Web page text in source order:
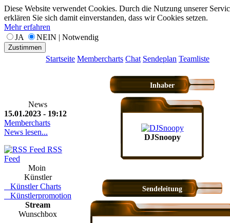
Diese Website verwendet Cookies. Durch die Nutzung unserer
erklären Sie sich damit einverstanden, dass wir Cookies setzen.
Mehr erfahren
JA
NEIN | Notwendig
Zustimmen
Startseite Membercharts Chat Sendeplan Teamliste
News
15.01.2023 - 19:12
Membercharts
News lesen...
RSS
Feed
Moin
Künstler
Künstler Charts
Künstlerpromotion
Stream
Wunschbox
Inhaber
DJSnoopy
Sendeleitung